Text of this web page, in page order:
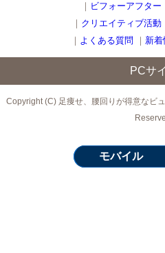
｜ ビフォーアフター
｜ クリエイティブ活動
｜ よくある質問 ｜ 新着
PCサ
Copyright (C) 足痩せ、腰回りが得意なビ
モバイル